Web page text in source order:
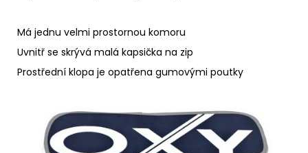
Má jednu velmi prostornou komoru
Uvnitř se skrývá malá kapsička na zip
Prostřední klopa je opatřena gumovými poutky